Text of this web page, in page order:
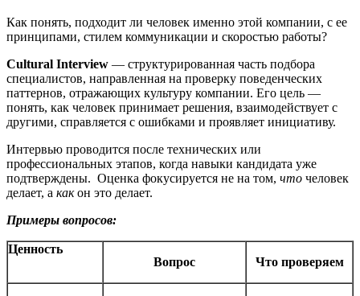
Как понять, подходит ли человек именно этой компании, с ее
принципами, стилем коммуникации и скоростью работы?
Cultural Interview — структурированная часть подбора
специалистов, направленная на проверку поведенческих
паттернов, отражающих культуру компании. Его цель —
понять, как человек принимает решения, взаимодействует с
другими, справляется с ошибками и проявляет инициативу.
Интервью проводится после технических или
профессиональных этапов, когда навыки кандидата уже
подтверждены. Оценка фокусируется не на том, что человек
делает, а какон это делает.
Примеры вопросов:
Ценность
Вопрос
Что проверяем